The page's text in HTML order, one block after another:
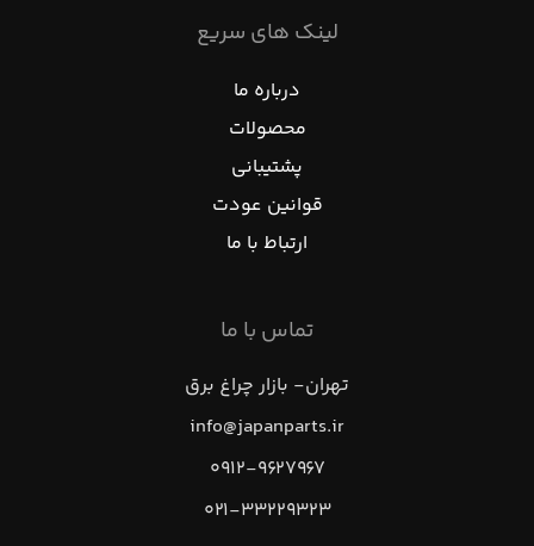
لینک های سریع
درباره ما
محصولات
پشتیبانی
قوانین عودت
ارتباط با ما
تماس با ما
تهران- بازار چراغ برق
info@japanparts.ir
۰۹۱۲-۹۶۲۷۹۶۷
۰۲۱-۳۳۲۲۹۳۲۳